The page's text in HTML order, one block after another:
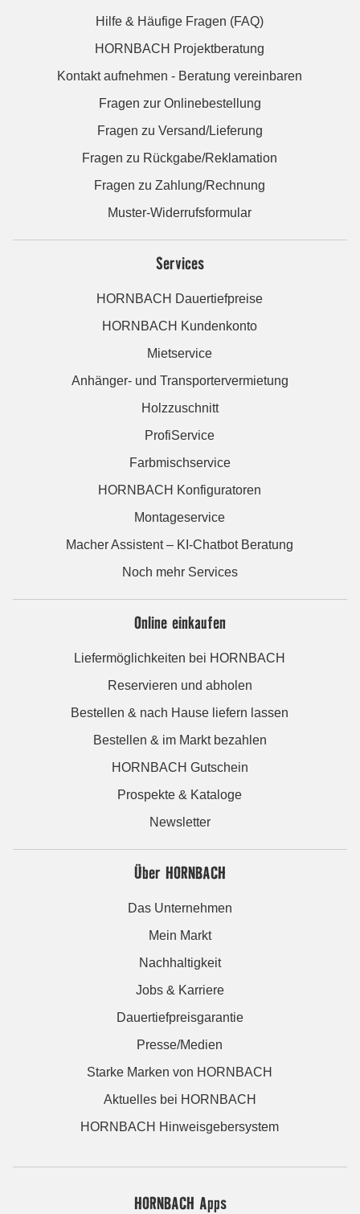
Hilfe & Häufige Fragen (FAQ)
HORNBACH Projektberatung
Kontakt aufnehmen - Beratung vereinbaren
Fragen zur Onlinebestellung
Fragen zu Versand/Lieferung
Fragen zu Rückgabe/Reklamation
Fragen zu Zahlung/Rechnung
Muster-Widerrufsformular
Services
HORNBACH Dauertiefpreise
HORNBACH Kundenkonto
Mietservice
Anhänger- und Transportervermietung
Holzzuschnitt
ProfiService
Farbmischservice
HORNBACH Konfiguratoren
Montageservice
Macher Assistent – KI-Chatbot Beratung
Noch mehr Services
Online einkaufen
Liefermöglichkeiten bei HORNBACH
Reservieren und abholen
Bestellen & nach Hause liefern lassen
Bestellen & im Markt bezahlen
HORNBACH Gutschein
Prospekte & Kataloge
Newsletter
Über HORNBACH
Das Unternehmen
Mein Markt
Nachhaltigkeit
Jobs & Karriere
Dauertiefpreisgarantie
Presse/Medien
Starke Marken von HORNBACH
Aktuelles bei HORNBACH
HORNBACH Hinweisgebersystem
HORNBACH Apps